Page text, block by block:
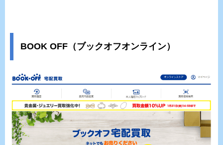
BOOK OFF（ブックオフオンライン）